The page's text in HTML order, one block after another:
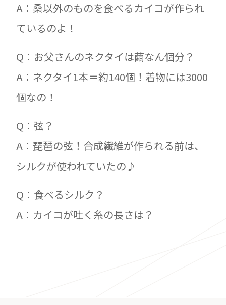
A：桑以外のものを食べるカイコが作られ
ているのよ！
Q：お父さんのネクタイは繭なん個分？
A：ネクタイ1本＝約140個！着物には3000
個なの！
Q：弦？
A：琵琶の弦！合成繊維が作られる前は、
シルクが使われていたの♪
Q：食べるシルク？
A：カイコが吐く糸の長さは？